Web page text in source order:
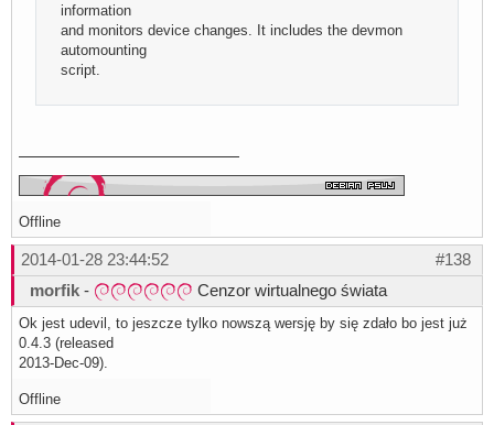
information
and monitors device changes. It includes the devmon
automounting
script.
Offline
#138
2014-01-28 23:44:52
morfik - Cenzor wirtualnego świata
Ok jest udevil, to jeszcze tylko nowszą wersję by się zdało bo jest już
0.4.3 (released
2013-Dec-09).
Offline